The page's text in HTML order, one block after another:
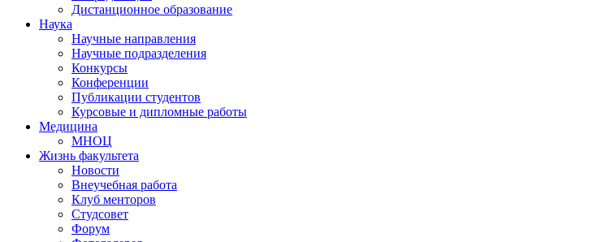
Дистанционное образование
Наука
Научные направления
Научные подразделения
Конкурсы
Конференции
Публикации студентов
Курсовые и дипломные работы
Медицина
МНОЦ
Жизнь факультета
Новости
Внеучебная работа
Клуб менторов
Студсовет
Форум